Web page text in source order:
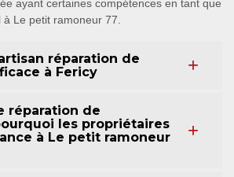
ayant certaines compétences en tant que
Le petit ramoneur 77.
réparation de
à Fericy
réparation de
les propriétaires
à Le petit ramoneur